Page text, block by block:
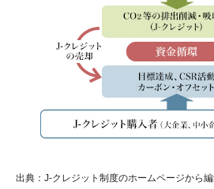
出典：J-クレジット制度のホームページから